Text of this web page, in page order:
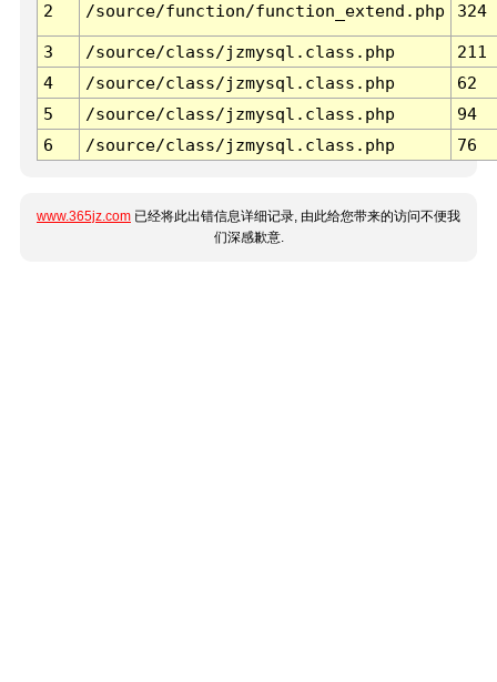
2 /source/function/function_extend.php 324
3 /source/class/jzmysql.class.php
211
4
/source/class/jzmysql.class.php
62
5
/source/class/jzmysql.class.php
94
6
/source/class/jzmysql.class.php 76
www.365jz.com 已经将此出错信息详细记录, 由此给您带来的访问不便我
们深感歉意.